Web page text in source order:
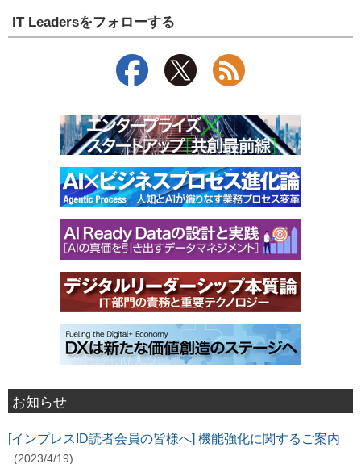
IT Leadersをフォローする
お知らせ
[インプレスID読者会員の皆様へ] 機能強化に関するご案内
(2023/4/19)